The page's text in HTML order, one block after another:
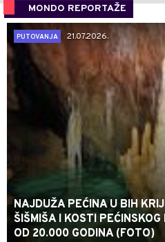
MONDO REPORTAŽE
PUTOVANJA
21.07.2026.
NAJDUŽA PEĆINA U BIH
ŠIŠMIŠA I KOSTI
OD 20.000 GODINA (FOTO)